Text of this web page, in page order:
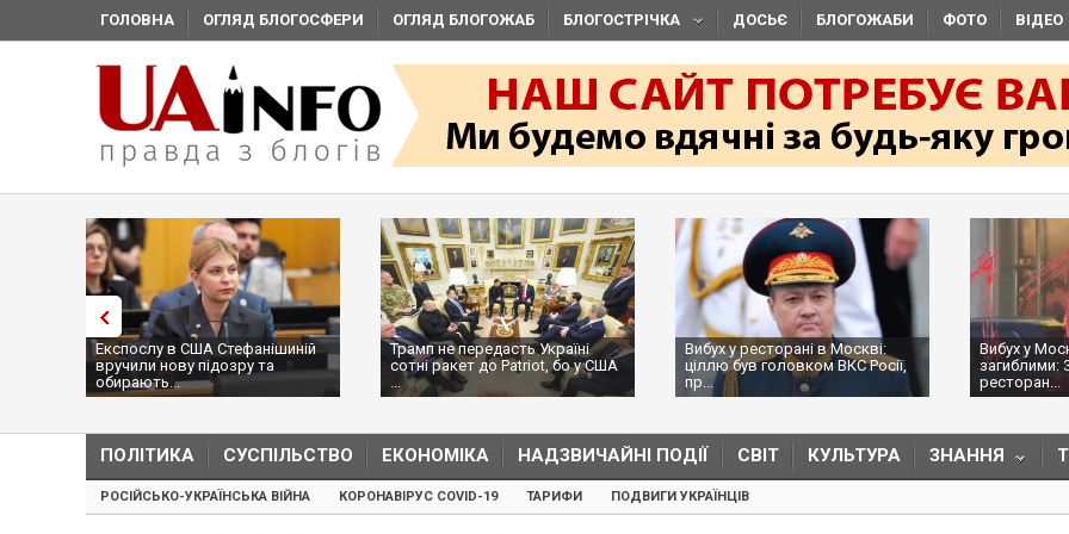
ГОЛОВНА ОГЛЯД БЛОГОСФЕРИ ОГЛЯД БЛОГОЖАБ БЛОГОСТРІЧКА ДОСЬЄ БЛОГОЖАБИ ФОТО ВІДЕО
Експослу в США Стефанішиній
вручили нову підозру та
обирають...
Трамп не передасть Україні
сотні ракет до Patriot, бо у США
...
Вибух у ресторані в Москві:
ціллю був головком ВКС Росії,
пр...
Вибух у
загиблими:
ресторан...
ПОЛІТИКА СУСПІЛЬСТВО ЕКОНОМІКА НАДЗВИЧАЙНІ ПОДІЇ СВІТ КУЛЬТУРА ЗНАННЯ
РОСІЙСЬКО-УКРАЇНСЬКА ВІЙНА КОРОНАВІРУС COVID-19 ТАРИФИ ПОДВИГИ УКРАЇНЦІВ